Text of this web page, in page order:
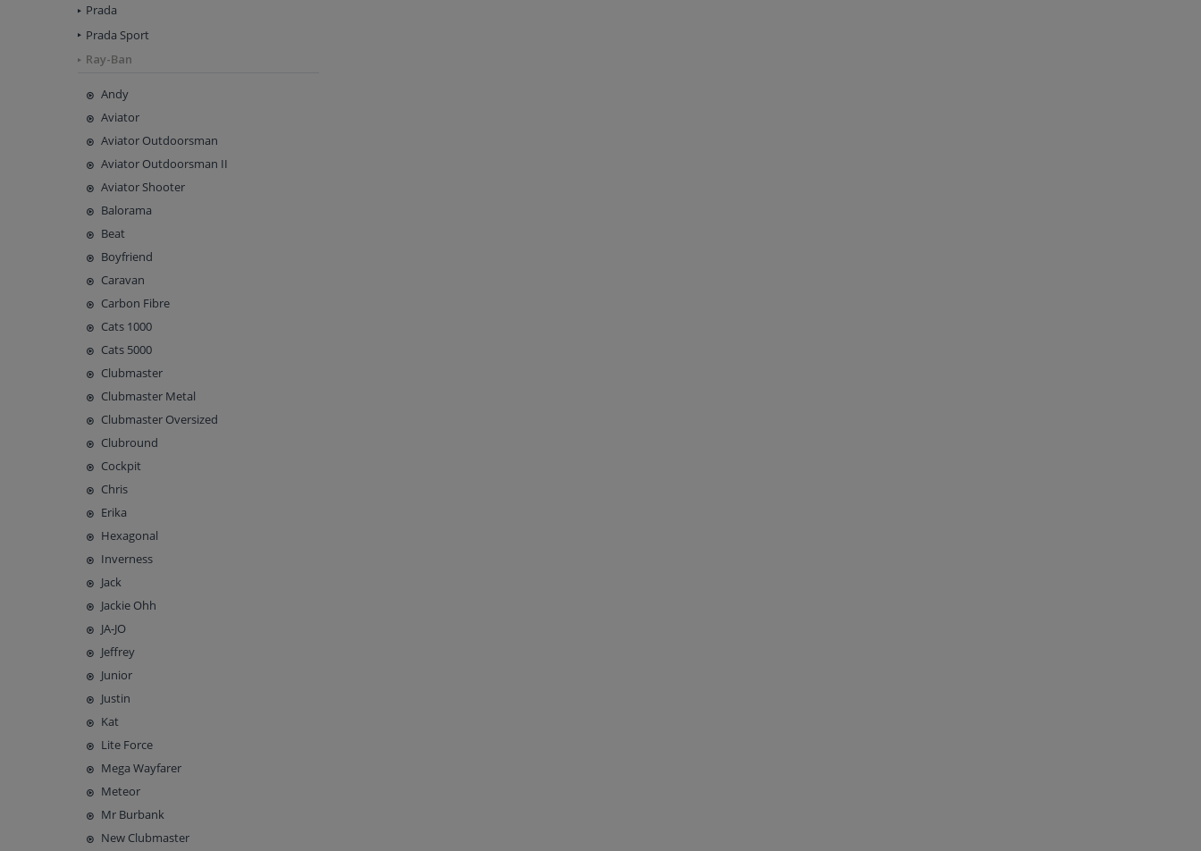
Prada
Prada Sport
Ray-Ban
Andy
Aviator
Aviator Outdoorsman
Aviator Outdoorsman II
Aviator Shooter
Balorama
Beat
Boyfriend
Caravan
Carbon Fibre
Cats 1000
Cats 5000
Clubmaster
Clubmaster Metal
Clubmaster Oversized
Clubround
Cockpit
Chris
Erika
Hexagonal
Inverness
Jack
Jackie Ohh
JA-JO
Jeffrey
Junior
Justin
Kat
Lite Force
Mega Wayfarer
Meteor
Mr Burbank
New Clubmaster